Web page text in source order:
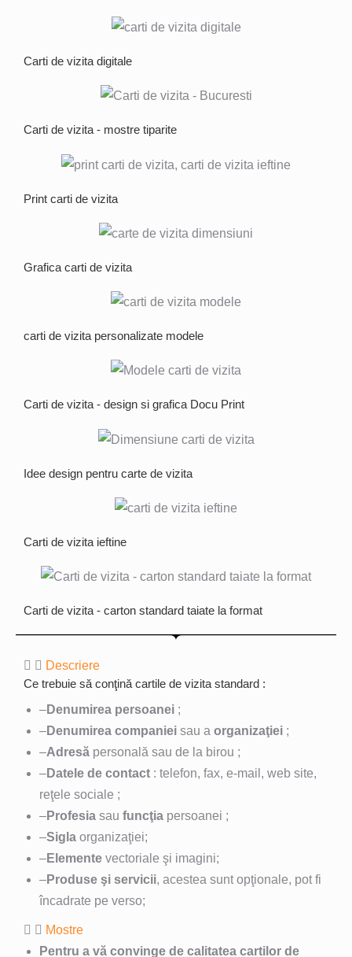
Carti de vizita digitale
Carti de vizita - mostre tiparite
Print carti de vizita
Grafica carti de vizita
carti de vizita personalizate modele
Carti de vizita - design si grafica Docu Print
Idee design pentru carte de vizita
Carti de vizita ieftine
Carti de vizita - carton standard taiate la format
Descriere
Ce trebuie să conţină cartile de vizita standard :
–Denumirea persoanei ;
–Denumirea companiei sau a organizaţiei ;
–Adresă personală sau de la birou ;
–Datele de contact : telefon, fax, e-mail, web site,
reţele sociale ;
–Profesia sau funcţia persoanei ;
–Sigla organizaţiei;
–Elemente vectoriale şi imagini;
–Produse şi servicii, acestea sunt opţionale, pot fi
încadrate pe verso;
Mostre
Pentru a vă convinge de calitatea cartilor de